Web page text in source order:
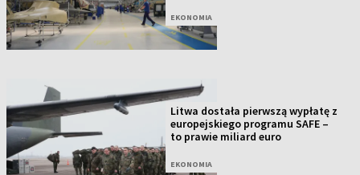
EKONOMIA
Litwa dostała pierwszą wypłatę z
europejskiego programu SAFE –
to prawie miliard euro
EKONOMIA